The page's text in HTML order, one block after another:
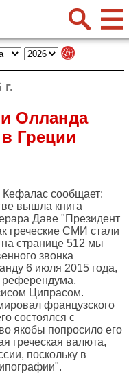
Олланда
Греции
Кефалас сообщает:
вышла книга
Даве "Президент
греческие СМИ стали
на странице 512 мы
звонка
6 июля 2015 года,
референдума,
Ципрасом.
французского
состоялся с
якобы попросило его
греческая валюта,
поскольку в